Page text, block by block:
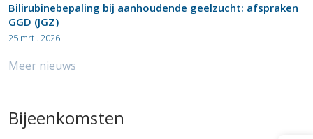
Bilirubinebepaling bij aanhoudende geelzucht: afspraken
GGD (JGZ)
25 mrt . 2026
Meer nieuws
Bijeenkomsten